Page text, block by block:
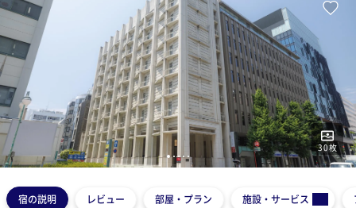
30枚
12345
宿の説明 レビュー 部屋・プラン 施設・サービス